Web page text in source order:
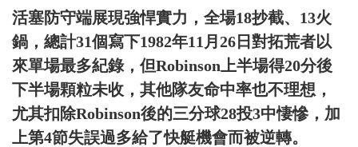
活塞防守端展現強悍實力，全場18抄截、13火
鍋，總計31個寫下1982年11月26日對拓荒者以
來單場最多紀錄，但Robinson上半場得20分後
下半場顆粒未收，其他隊友命中率也不理想，
尤其扣除Robinson後的三分球28投3中悽慘，加
上第4節失誤過多給了快艇機會而被逆轉。